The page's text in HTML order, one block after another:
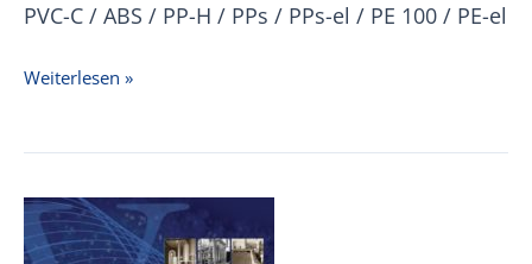
PVC-C / ABS / PP-H / PPs / PPs-el / PE 100 / PE-el
Rosinsky
und
01.10.2022
Weiterlesen »